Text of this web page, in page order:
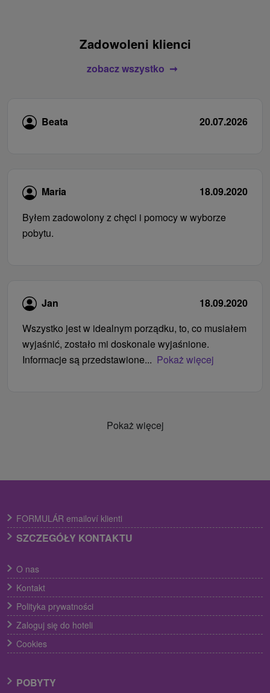
Zadowoleni klienci
zobacz wszystko
Beata 20.07.2026
Maria
18.09.2020
Byłem zadowolony z chęci i pomocy w wyborze
pobytu.
Jan
18.09.2020
Wszystko jest w idealnym porządku, to, co musiałem
wyjaśnić, zostało mi doskonale wyjaśnione.
Informacje są przedstawione... Pokaż więcej
Pokaż więcej
FORMULÁR emailoví klienti
SZCZEGÓŁY KONTAKTU
O nas
Kontakt
Polityka prywatności
Zaloguj się do hoteli
Cookies
POBYTY